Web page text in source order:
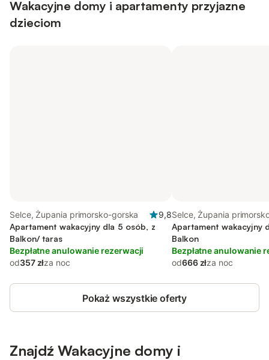
Wakacyjne domy i apartamenty przyjazne
dzieciom
Selce, Żupania primorsko-gorska
9,8
Apartament wakacyjny dla 5 osób, z
Balkon/ taras
Bezpłatne anulowanie rezerwacji
od357 złza noc
Selce, Żupania
Apartament wakacyjny
Balkon
Bezpłatne anulowanie
od666 złza noc
Pokaż wszystkie oferty
Znajdź Wakacyjne domy i